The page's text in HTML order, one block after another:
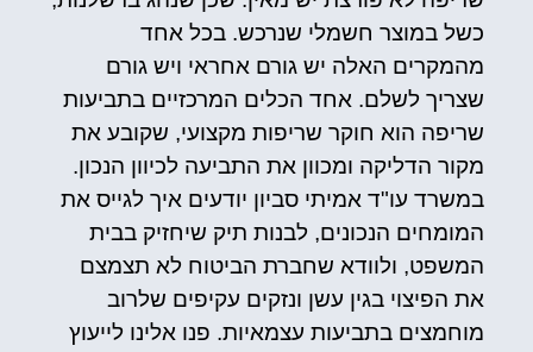
כשל במוצר חשמלי שנרכש. בכל אחד
מהמקרים האלה יש גורם אחראי ויש גורם
שצריך לשלם. אחד הכלים המרכזיים בתביעות
שריפה הוא חוקר שריפות מקצועי, שקובע את
מקור הדליקה ומכוון את התביעה לכיוון הנכון.
במשרד עו"ד אמיתי סביון יודעים איך לגייס את
המומחים הנכונים, לבנות תיק שיחזיק בבית
המשפט, ולוודא שחברת הביטוח לא תצמצם
את הפיצוי בגין עשן ונזקים עקיפים שלרוב
מוחמצים בתביעות עצמאיות. פנו אלינו לייעוץ